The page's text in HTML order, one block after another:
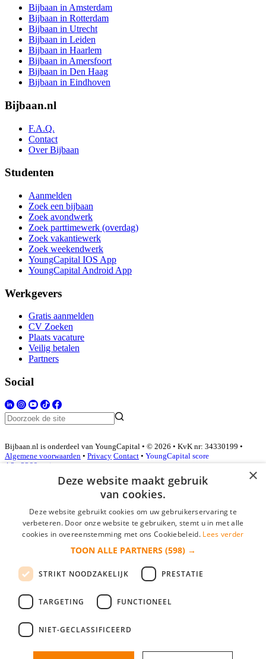
Bijbaan in Amsterdam
Bijbaan in Rotterdam
Bijbaan in Utrecht
Bijbaan in Leiden
Bijbaan in Haarlem
Bijbaan in Amersfoort
Bijbaan in Den Haag
Bijbaan in Eindhoven
Bijbaan.nl
F.A.Q.
Contact
Over Bijbaan
Studenten
Aanmelden
Zoek een bijbaan
Zoek avondwerk
Zoek parttimewerk (overdag)
Zoek vakantiewerk
Zoek weekendwerk
YoungCapital IOS App
YoungCapital Android App
Werkgevers
Gratis aanmelden
CV Zoeken
Plaats vacature
Veilig betalen
Partners
Social
Bijbaan.nl is onderdeel van YoungCapital • © 2026 • KvK nr: 34330199 •
Algemene voorwaarden • Privacy Contact • YoungCapital score
4.3 - 3366 reviews
Inloggen als bedrijf
*
login gegevens onthouden
login
Bedrijf aanmelden
×
Deze website maakt gebruik
van cookies.
Deze website gebruikt cookies om uw gebruikerservaring te
verbeteren. Door onze website te gebruiken, stemt u in met alle
cookies in overeenstemming met ons Cookiebeleid. Lees verder
TOON ALLE PARTNERS (598) →
STRIKT NOODZAKELIJK PRESTATIE
TARGETING FUNCTIONEEL
NIET-GECLASSIFICEERD